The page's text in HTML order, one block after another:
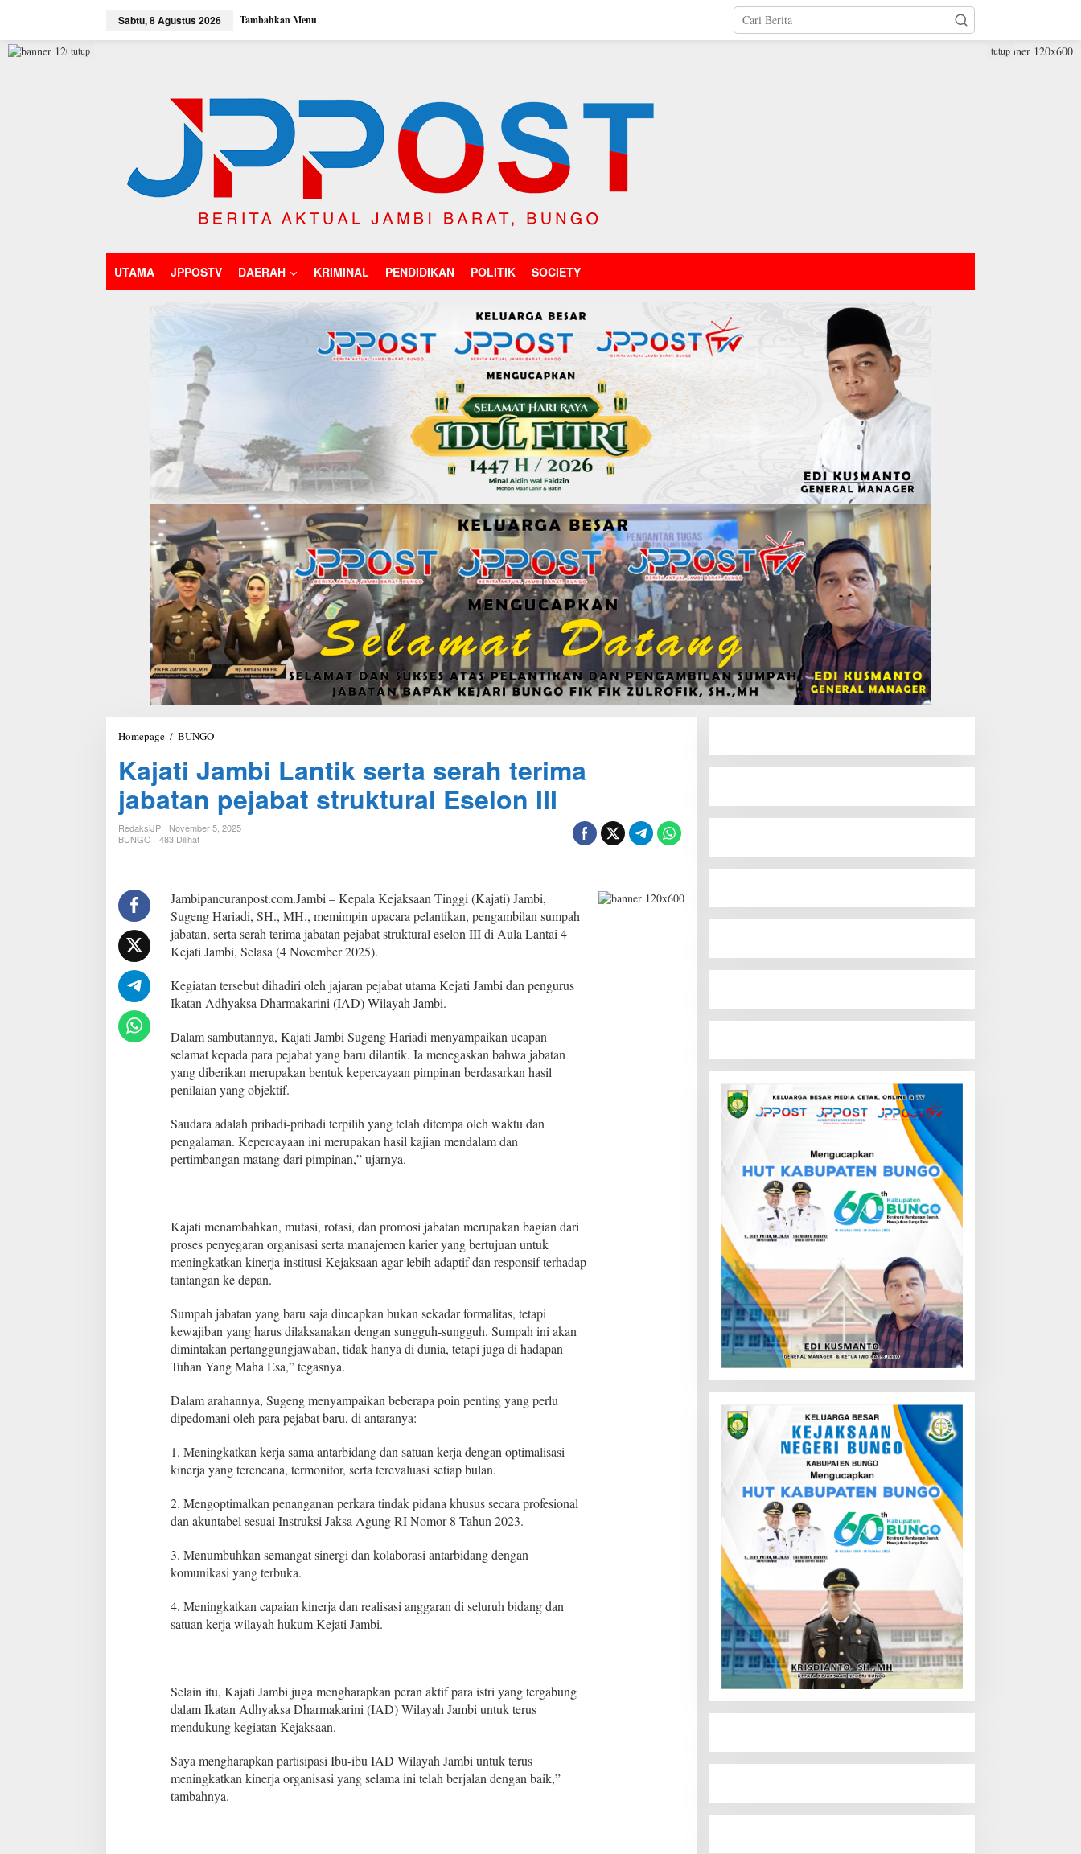
Sabtu, 8 Agustus 2026 Tambahkan Menu
UTAMA JPPOSTV DAERAH KRIMINAL PENDIDIKAN POLITIK SOCIETY
tutup tutup
Homepage / BUNGO
j
a
J
a
L
a
n
t
i
s
e
r
a
s
e
a
t
e
r
a
b
a
t
a
p
e
j
a
b
t
s
u
k
u
r
E
s
l
o
n
Kajati Jambi Lantik serta serah terima
jabatan pejabat struktural Eselon III
RedaksiJP
November 5, 2025
BUNGO
483 Dilihat
Jambipancuranpost.com.Jambi – Kepala Kejaksaan Tinggi (Kajati) Jambi,
Sugeng Hariadi, SH., MH., memimpin upacara pelantikan, pengambilan sumpah
jabatan, serta serah terima jabatan pejabat struktural eselon III di Aula Lantai 4
Kejati Jambi, Selasa (4 November 2025).
Kegiatan tersebut dihadiri oleh jajaran pejabat utama Kejati Jambi dan pengurus
Ikatan Adhyaksa Dharmakarini (IAD) Wilayah Jambi.
Dalam sambutannya, Kajati Jambi Sugeng Hariadi menyampaikan ucapan
selamat kepada para pejabat yang baru dilantik. Ia menegaskan bahwa jabatan
yang diberikan merupakan bentuk kepercayaan pimpinan berdasarkan hasil
penilaian yang objektif.
Saudara adalah pribadi-pribadi terpilih yang telah ditempa oleh waktu dan
pengalaman. Kepercayaan ini merupakan hasil kajian mendalam dan
pertimbangan matang dari pimpinan,” ujarnya.
Kajati menambahkan, mutasi, rotasi, dan promosi jabatan merupakan bagian dari
proses penyegaran organisasi serta manajemen karier yang bertujuan untuk
meningkatkan kinerja institusi Kejaksaan agar lebih adaptif dan responsif terhadap
tantangan ke depan.
Sumpah jabatan yang baru saja diucapkan bukan sekadar formalitas, tetapi
kewajiban yang harus dilaksanakan dengan sungguh-sungguh. Sumpah ini akan
dimintakan pertanggungjawaban, tidak hanya di dunia, tetapi juga di hadapan
Tuhan Yang Maha Esa,” tegasnya.
Dalam arahannya, Sugeng menyampaikan beberapa poin penting yang perlu
dipedomani oleh para pejabat baru, di antaranya:
1. Meningkatkan kerja sama antarbidang dan satuan kerja dengan optimalisasi
kinerja yang terencana, termonitor, serta terevaluasi setiap bulan.
2. Mengoptimalkan penanganan perkara tindak pidana khusus secara profesional
dan akuntabel sesuai Instruksi Jaksa Agung RI Nomor 8 Tahun 2023.
3. Menumbuhkan semangat sinergi dan kolaborasi antarbidang dengan
komunikasi yang terbuka.
4. Meningkatkan capaian kinerja dan realisasi anggaran di seluruh bidang dan
satuan kerja wilayah hukum Kejati Jambi.
Selain itu, Kajati Jambi juga mengharapkan peran aktif para istri yang tergabung
dalam Ikatan Adhyaksa Dharmakarini (IAD) Wilayah Jambi untuk terus
mendukung kegiatan Kejaksaan.
Saya mengharapkan partisipasi Ibu-ibu IAD Wilayah Jambi untuk terus
meningkatkan kinerja organisasi yang selama ini telah berjalan dengan baik,”
tambahnya.